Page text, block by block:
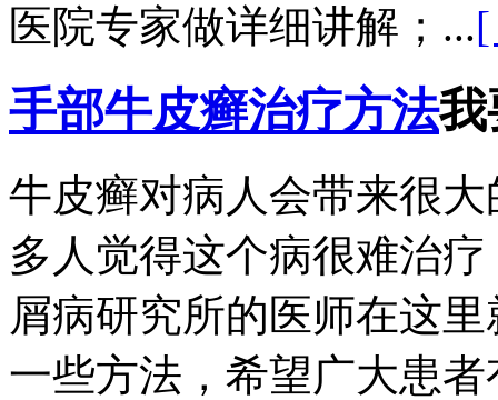
医院专家做详细讲解；...
手部牛皮癣治疗方法我
牛皮癣对病人会带来很
多人觉得这个病很难治
屑病研究所的医师在这
一些方法，希望广大患